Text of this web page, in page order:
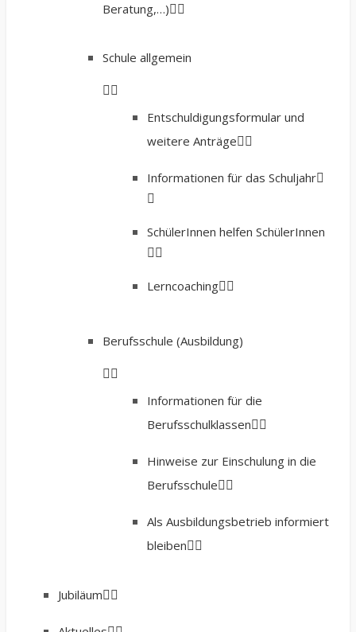
Beratung,…)
Schule allgemein
Entschuldigungsformular und
weitere Anträge
Informationen für das Schuljahr
SchülerInnen helfen SchülerInnen
Lerncoaching
Berufsschule (Ausbildung)
Informationen für die
Berufsschulklassen
Hinweise zur Einschulung in die
Berufsschule
Als Ausbildungsbetrieb informiert
bleiben
Jubiläum